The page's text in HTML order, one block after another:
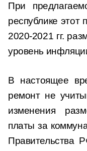
При
республике этот
2020-2021 гг.
уровень
В настоящее
ремонт не
изменения
платы за
Правительства